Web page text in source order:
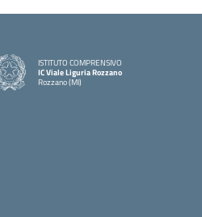
ISTITUTO COMPRENSIVO
IC Viale Liguria Rozzano
Rozzano (MI)